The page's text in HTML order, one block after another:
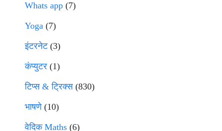
Whats app (7)
Yoga (7)
इंटरनेट(3)
कंप्युटर (1)
टिप्स & ट्रिक्स(830)
भाषणे(10)
वेदिक Maths (6)